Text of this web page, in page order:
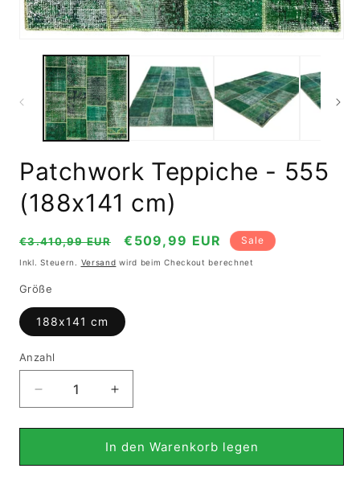
Modal
öffnen
Patchwork Teppiche - 555
(188x141 cm)
Normaler
Preis
€3.410,99 EUR Verkaufspreis
€509,99 EUR Sale
Inkl. Steuern. Versand wird beim Checkout berechnet
Größe
188x141 cm
Anzahl
Verringere
die
Menge
Patchwork
Erhöhe
die
Menge
für
Patchwork
In den Warenkorb legen